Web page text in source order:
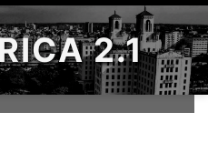
2.1
del Partido Nacional en